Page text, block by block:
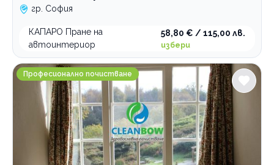
гр. София
КАПАРО Пране на
автоинтериор
58,80 € / 115,00 лв.
избери
Cleanbow компания за здравословно почистване
Професионално почистване